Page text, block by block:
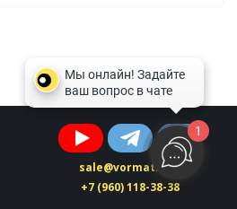
sale@vormatic.ru
+7 (960) 118-38-38
1